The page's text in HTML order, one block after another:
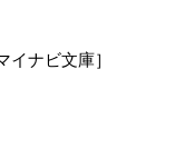
イナビ文庫］